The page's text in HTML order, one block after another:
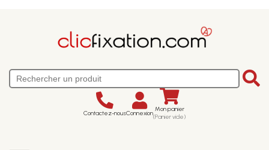
Contactez-nousConnexion Mon panier
(Panier vide)